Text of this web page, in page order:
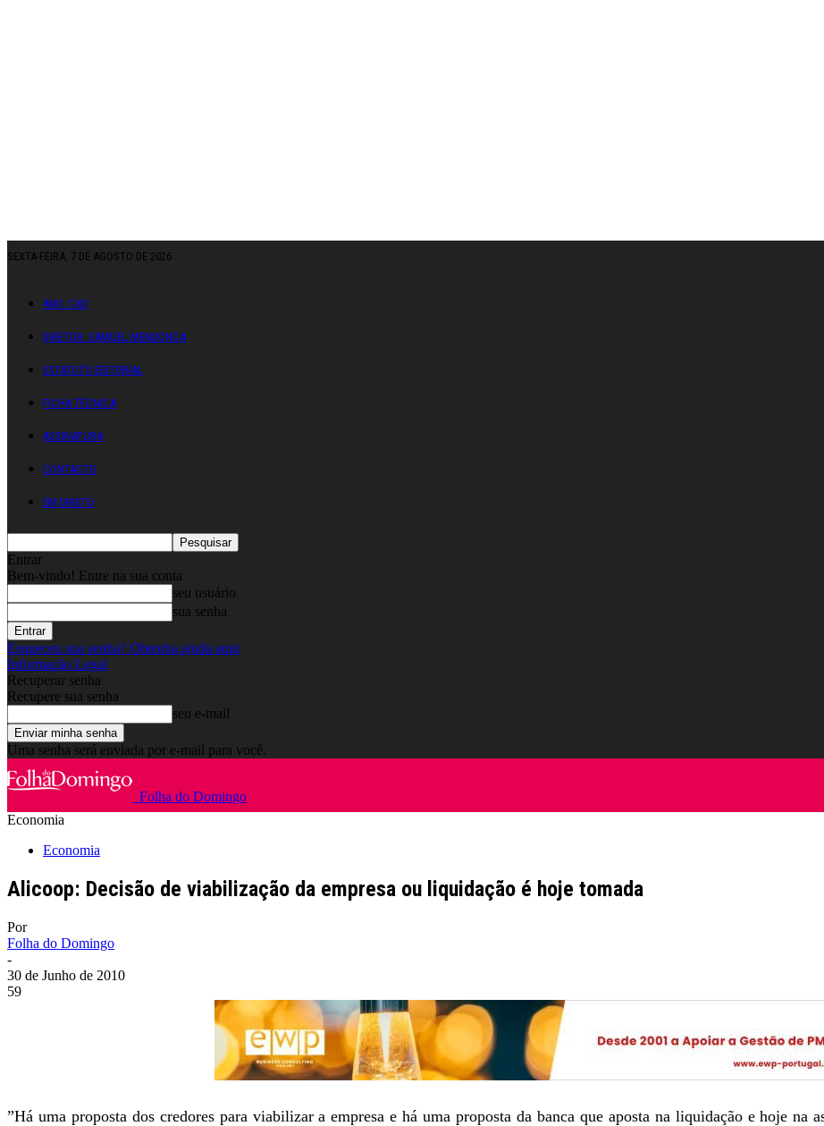
SEXTA-FEIRA, 7 DE AGOSTO DE 2026
ANO: CXII
DIRETOR: SAMUEL MENDONÇA
ESTATUTO EDITORIAL
FICHA TÉCNICA
ASSINATURA
CONTACTO
EM DIRETO
Entrar
Bem-vindo! Entre na sua conta
seu usuário
sua senha
Esqueceu sua senha? Obtenha ajuda aqui
Informação Legal
Recuperar senha
Recupere sua senha
seu e-mail
Uma senha será enviada por e-mail para você.
Folha do Domingo
Economia
Economia
Alicoop: Decisão de viabilização da empresa ou liquidação é hoje tomada
Por
Folha do Domingo
-
30 de Junho de 2010
59
”Há uma proposta dos credores para viabilizar a empresa e há uma proposta da banca que aposta na liquidação e hoje na